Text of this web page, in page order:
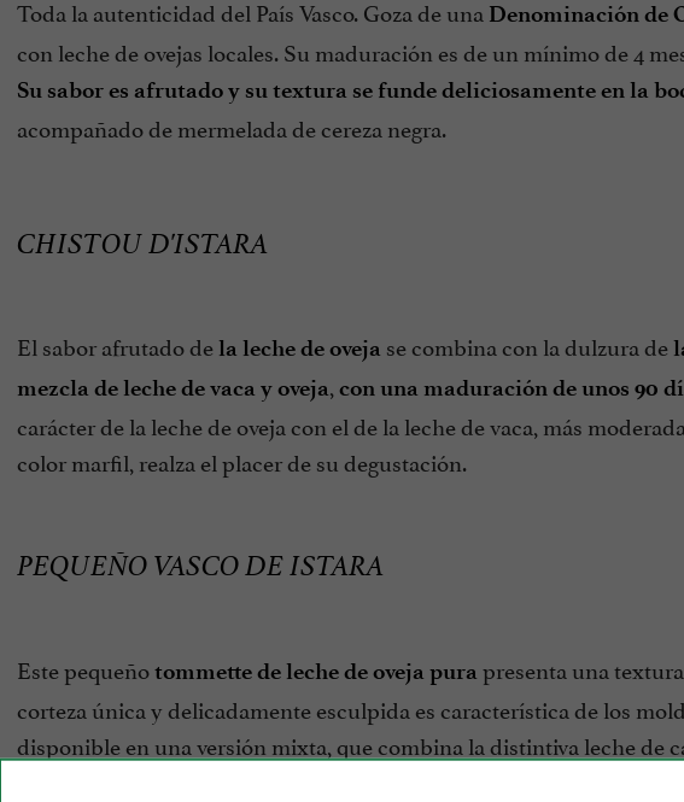
Toda la autenticidad del País Vasco. Goza de una Denominación de
con leche de ovejas locales. Su maduración es de un mínimo de 4
Su sabor es afrutado y su textura se funde deliciosamente en la
acompañado de mermelada de cereza negra.
CHISTOU D'ISTARA
El sabor afrutado dela leche de oveja se combina con la dulzura de
mezcla de leche de vaca y oveja, con una maduración de unos 90
carácter de la leche de oveja con el de la leche de vaca, más
color marfil, realza el placer de su degustación.
PEQUEÑO VASCO DE ISTARA
Este pequeñotommette de leche de oveja pura presenta una
corteza única y delicadamente esculpida es característica de los
disponible en una versión mixta, que combina la distintiva leche de